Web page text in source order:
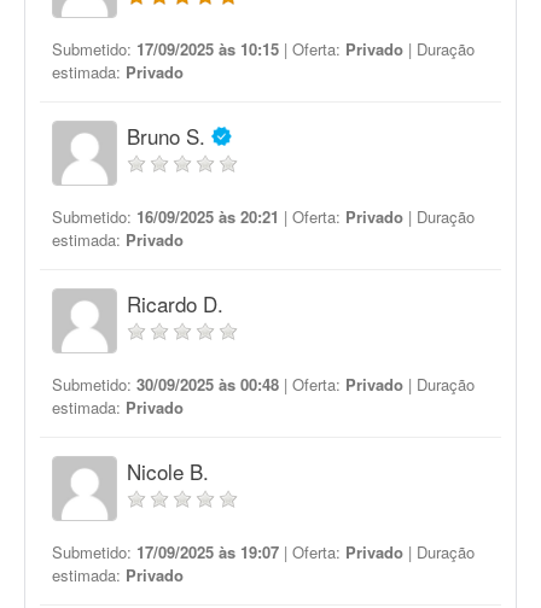
Submetido: 17/09/2025 às 10:15 | Oferta: Privado | Duração
estimada: Privado
Bruno S.
Submetido: 16/09/2025 às 20:21 | Oferta: Privado | Duração
estimada: Privado
Ricardo D.
Submetido: 30/09/2025 às 00:48 | Oferta: Privado | Duração
estimada: Privado
Nicole B.
Submetido: 17/09/2025 às 19:07 | Oferta: Privado | Duração
estimada: Privado